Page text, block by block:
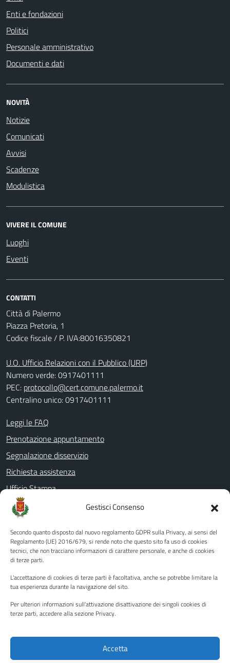
Gestisci Consenso
Secondo quanto disposto dal nuovo regolamento GDPR sulla Privacy, ai sensi del
Regolamento (UE) 2016/679, si rende noto che questo sito fa uso di cookies
tecnici, che non tracciano informazioni di carattere personale, e anche di cookies
di terze parti.
L'accettazione di cookies di terze parti è facoltativa, anche se potrebbe limitare la
tua esperienza durante la navigazione del sito.
Per ulteriori informazioni sull'attivazione disattivazione dei singoli cookies di
terze parti, accedere alla sezione Privacy.
Accetta
Enti e fondazioni
Politici
Personale amministrativo
Documenti e dati
NOVITÀ
Notizie
Comunicati
Avvisi
Scadenze
Modulistica
VIVERE IL COMUNE
Luoghi
Eventi
CONTATTI
Città di Palermo
Piazza Pretoria, 1
Codice fiscale / P. IVA:80016350821
U.O. Ufficio Relazioni con il Pubblico (URP)
Numero verde: 0917401111
PEC: protocollo@cert.comune.palermo.it
Centralino unico: 0917401111
Leggi le FAQ
Prenotazione appuntamento
Segnalazione disservizio
Richiesta assistenza
Ufficio Stampa
Amministrazione Trasparente
Albo pretorio
Informativa privacy
Note legali
Piano di miglioramento del sito
Instagram